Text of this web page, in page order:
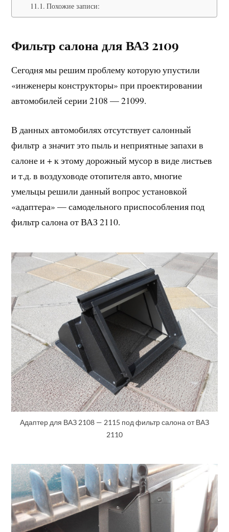
Похожие записи:
Фильтр салона для ВАЗ 2109
Сегодня мы решим проблему которую упустили
«инженеры конструкторы» при проектировании
автомобилей серии 2108 — 21099.
В данных автомобилях отсутствует салонный
фильтр а значит это пыль и неприятные запахи в
салоне и + к этому дорожный мусор в виде листьев
и т.д. в воздуховоде отопителя авто, многие
умельцы решили данный вопрос установкой
«адаптера» — самодельного приспособления под
фильтр салона от ВАЗ 2110.
Адаптер для ВАЗ 2108 — 2115 под фильтр салона от ВАЗ
2110